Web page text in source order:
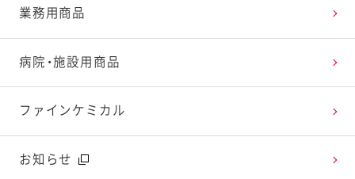
レシピランキング
レシピ動画
今日のレシピギャラリー
オープンキッチン（工場見学）
深谷テラス ヤサイな仲間たちファーム
おたのしみコンテンツ
広告ギャラリー
よくお寄せいただくご質問
お客様の声を活かしました
Qummy
キユーピーウエルネス
業務用商品
病院・施設用商品
ファインケミカル
お知らせ